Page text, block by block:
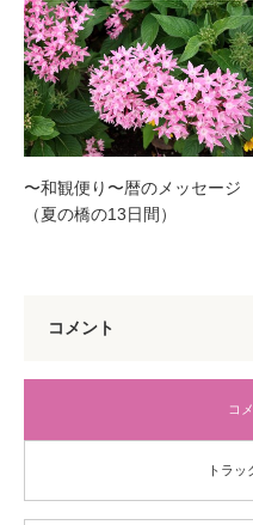
〜和観便り〜暦のメッセージ
（夏の橋の13日間）
コメント
コ
トラッ